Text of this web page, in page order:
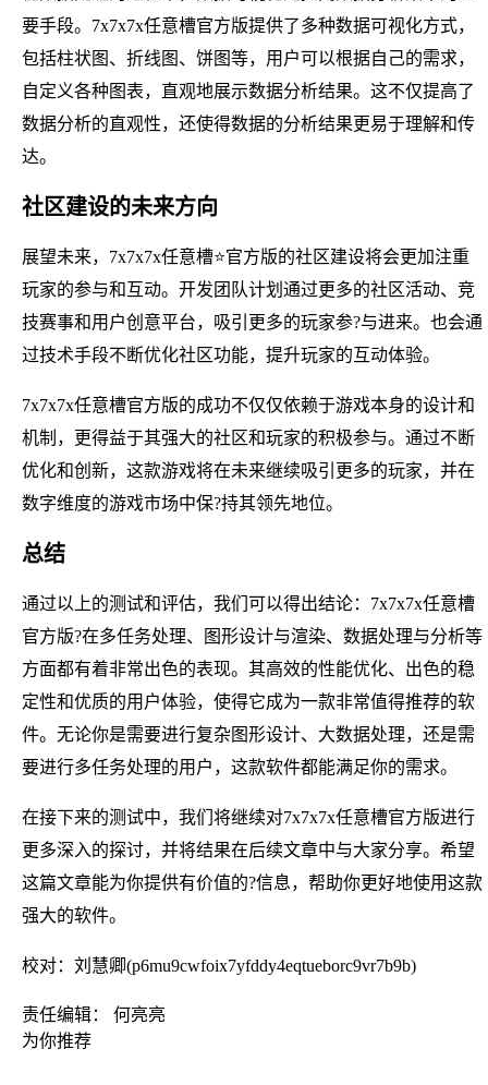
要手段。7x7x7x任意槽官方版提供了多种数据可视化方式，
包括柱状图、折线图、饼图等，用户可以根据自己的需求，
自定义各种图表，直观地展示数据分析结果。这不仅提高了
数据分析的直观性，还使得数据的分析结果更易于理解和传
达。
社区建设的未来方向
展望未来，7x7x7x任意槽⭐官方版的社区建设将会更加注重
玩家的参与和互动。开发团队计划通过更多的社区活动、竞
技赛事和用户创意平台，吸引更多的玩家参?与进来。也会通
过技术手段不断优化社区功能，提升玩家的互动体验。
7x7x7x任意槽官方版的成功不仅仅依赖于游戏本身的设计和
机制，更得益于其强大的社区和玩家的积极参与。通过不断
优化和创新，这款游戏将在未来继续吸引更多的玩家，并在
数字维度的游戏市场中保?持其领先地位。
总结
通过以上的测试和评估，我们可以得出结论：7x7x7x任意槽
官方版?在多任务处理、图形设计与渲染、数据处理与分析等
方面都有着非常出色的表现。其高效的性能优化、出色的稳
定性和优质的用户体验，使得它成为一款非常值得推荐的软
件。无论你是需要进行复杂图形设计、大数据处理，还是需
要进行多任务处理的用户，这款软件都能满足你的需求。
在接下来的测试中，我们将继续对7x7x7x任意槽官方版进行
更多深入的探讨，并将结果在后续文章中与大家分享。希望
这篇文章能为你提供有价值的?信息，帮助你更好地使用这款
强大的软件。
校对：刘慧卿(p6mu9cwfoix7yfddy4eqtueborc9vr7b9b)
责任编辑： 何亮亮
为你推荐